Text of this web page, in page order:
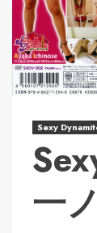
Sexy
一